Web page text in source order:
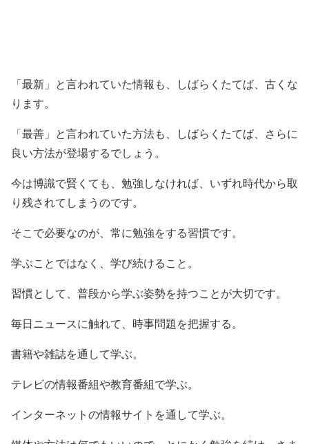
「最新」と言われていた情報も、しばらくたてば、古くな
ります。
「最善」と言われていた方法も、しばらくたてば、さらに
良い方法が登場するでしょう。
今は博識で賢くても、勉強しなければ、いずれ時代から取
り残されてしまうのです。
そこで必要なのが、常に勉強をする習慣です。
学ぶことではなく、学び続けること。
習慣として、普段から学ぶ姿勢を持つことが大切です。
毎日ニュースに触れて、時事問題を把握する。
書籍や雑誌を通して学ぶ。
テレビの情報番組や教育番組で学ぶ。
インターネットの情報サイトを通して学ぶ。